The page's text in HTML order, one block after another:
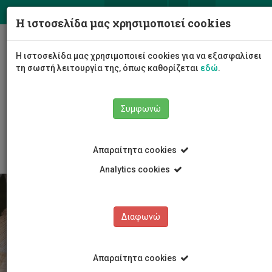
Σχολή Επιστημών Υγείας
Τμήμα Επιστημών Αποκατάστασης
Η ιστοσελίδα μας χρησιμοποιεί cookies
Η ιστοσελίδα μας χρησιμοποιεί cookies για να εξασφαλίσει
τη σωστή λειτουργία της, όπως καθορίζεται εδώ.
Συμφωνώ
Απαραίτητα cookies
Analytics cookies
Διαφωνώ
Απαραίτητα cookies